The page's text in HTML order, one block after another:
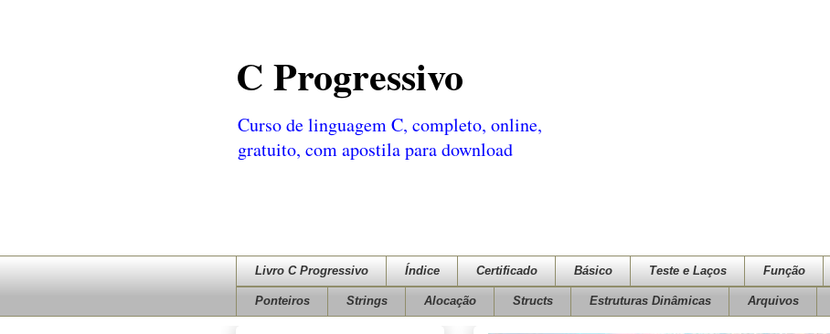
C Progressivo
Curso de linguagem C, completo, online,
gratuito, com apostila para download
Livro C Progressivo Índice Certificado Básico Teste e Laços Função
Ponteiros Strings Alocação Structs Estruturas Dinâmicas Arquivos